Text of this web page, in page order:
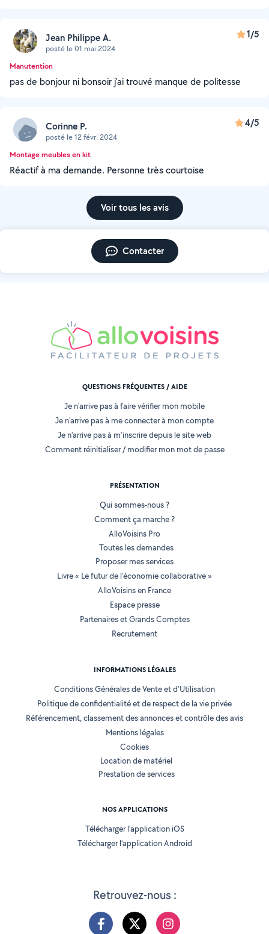
Jean Philippe A.
posté le 01 mai 2024
1/5
Manutention
pas de bonjour ni bonsoir j'ai trouvé manque de politesse
Corinne P.
posté le 12 févr. 2024
4/5
Montage meubles en kit
Réactif à ma demande. Personne très courtoise
Voir tous les avis
Contacter
Retrouvez-nous :
QUESTIONS FRÉQUENTES / AIDE
Je n'arrive pas à faire vérifier mon mobile
Je n'arrive pas à me connecter à mon compte
Je n'arrive pas à m'inscrire depuis le site web
Comment réinitialiser / modifier mon mot de passe
PRÉSENTATION
Qui sommes-nous ?
Comment ça marche ?
AlloVoisins Pro
Toutes les demandes
Proposer mes services
Livre « Le futur de l'économie collaborative »
AlloVoisins en France
Espace presse
Partenaires et Grands Comptes
Recrutement
INFORMATIONS LÉGALES
Conditions Générales de Vente et d'Utilisation
Politique de confidentialité et de respect de la vie privée
Référencement, classement des annonces et contrôle des avis
Mentions légales
Cookies
Location de matériel
Prestation de services
NOS APPLICATIONS
Télécharger l’application iOS
Télécharger l’application Android